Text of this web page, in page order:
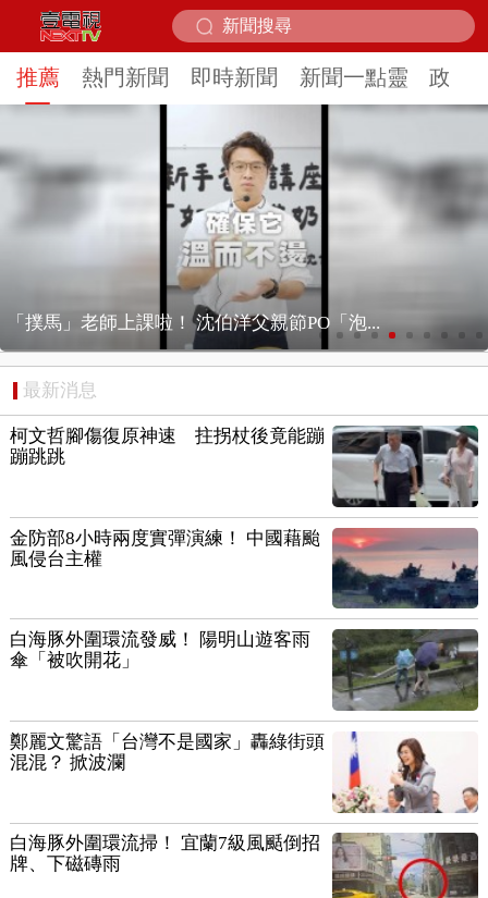
推薦 熱門新聞 即時新聞 新聞一點靈 政治
獨家／ 強風釀禍！ 喜來登飯店圍籬砸傷人、...
最新消息
柯文哲腳傷復原神速 拄拐杖後竟能蹦
蹦跳跳
金防部8小時兩度實彈演練！ 中國藉颱
風侵台主權
白海豚外圍環流發威！ 陽明山遊客雨
傘「被吹開花」
鄭麗文驚語「台灣不是國家」轟綠街頭
混混？ 掀波瀾
白海豚外圍環流掃！ 宜蘭7級風颳倒招
牌、下磁磚雨